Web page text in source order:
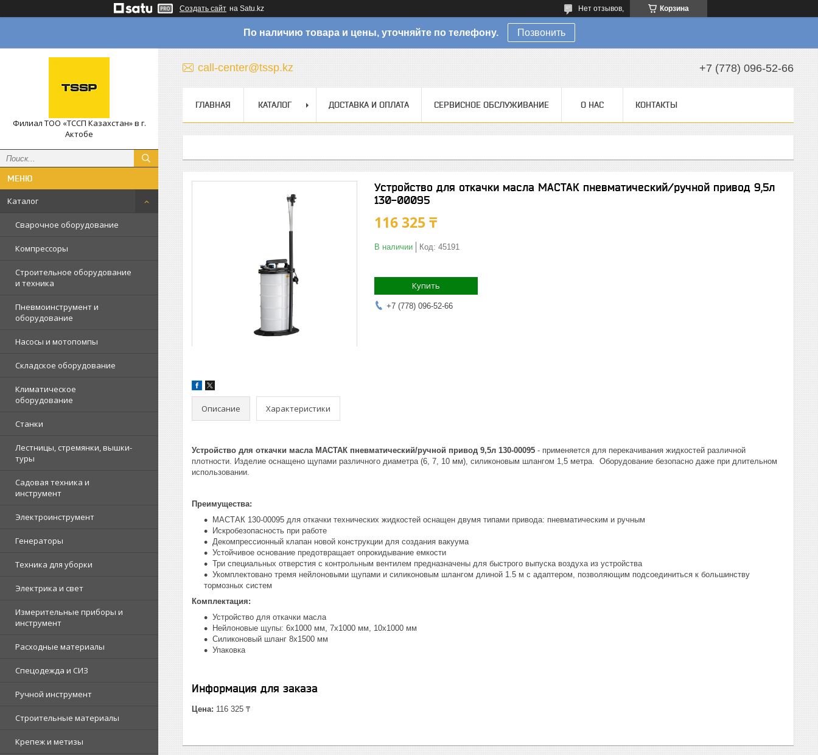
Создать сайт на Satu.kz Корзина
Нет отзывов,
По наличию товара и цены, уточняйте по телефону. Позвонить
Филиал ТОО «ТССП Казахстан» в г.
Актобе
Каталог
Сварочное оборудование
Компрессоры
Строительное оборудование
и техника
Пневмоинструмент и
оборудование
Насосы и мотопомпы
Складское оборудование
Климатическое
оборудование
Станки
Лестницы, стремянки, вышки-
туры
Садовая техника и
инструмент
Электроинструмент
Генераторы
Техника для уборки
Электрика и свет
Измерительные приборы и
инструмент
Расходные материалы
Спецодежда и СИЗ
Ручной инструмент
Строительные материалы
Крепеж и метизы
call-center@tssp.kz +7 (778) 096-52-66
ГЛАВНАЯ КАТАЛОГ ДОСТАВКА И ОПЛАТА СЕРВИСНОЕ ОБСЛУЖИВАНИЕ О НАС КОНТАКТЫ
Устройство для откачки масла МАСТАК пневматический/ручной привод 9,5л
130-00095
116 325 ₸
В наличии Код: 45191
Купить
+7 (778) 096-52-66
Описание Характеристики
Устройство для откачки масла МАСТАК пневматический/ручной привод 9,5л 130-00095 - применяется для перекачивания жидкостей различной
плотности. Изделие оснащено щупами различного диаметра (6, 7, 10 мм), силиконовым шлангом 1,5 метра. Оборудование безопасно даже при длительном
использовании.
Преимущества:
МАСТАК 130-00095 для откачки технических жидкостей оснащен двумя типами привода: пневматическим и ручным
Искробезопасность при работе
Декомпрессионный клапан новой конструкции для создания вакуума
Устойчивое основание предотвращает опрокидывание емкости
Три специальных отверстия с контрольным вентилем предназначены для быстрого выпуска воздуха из устройства
Укомплектовано тремя нейлоновыми щупами и силиконовым шлангом длиной 1.5 м с адаптером, позволяющим подсоединиться к большинству
тормозных систем
Комплектация:
Устройство для откачки масла
Нейлоновые щупы: 6х1000 мм, 7х1000 мм, 10х1000 мм
Силиконовый шланг 8х1500 мм
Упаковка
Информация для заказа
Цена: 116 325 ₸